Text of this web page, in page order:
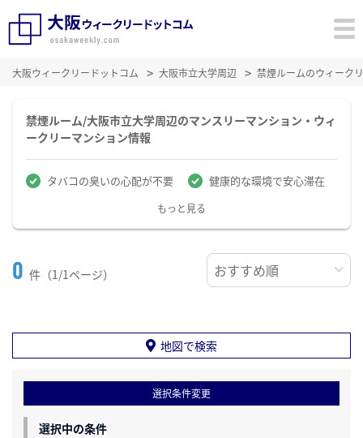
大阪ウィークリードットコム 大阪市立大学周辺 禁煙ルームのウィーク
禁煙ルーム/大阪市立大学周辺のマンスリーマンション・ウィ
ークリーマンション情報
タバコの臭いの心配が不要 健康的な環境で安心滞在
もっと見る
0 件（1/1ページ）
地図で検索
選択条件変更
選択中の条件